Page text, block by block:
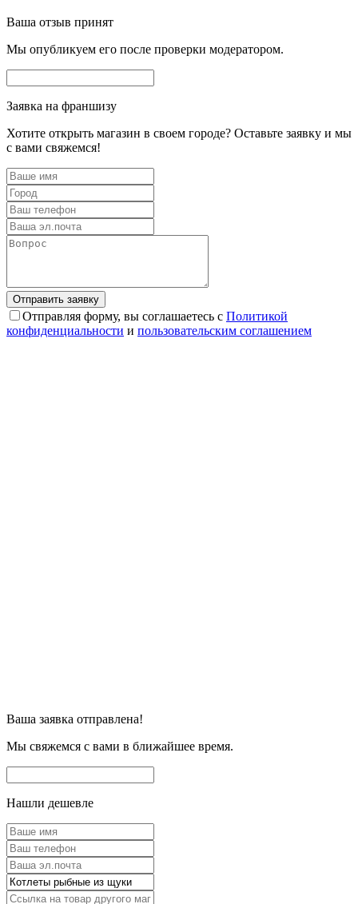
Ваша отзыв принят
Мы опубликуем его после проверки модератором.
Заявка на франшизу
Хотите открыть магазин в своем городе? Оставьте заявку и мы
с вами свяжемся!
Отправляя форму, вы соглашаетесь с Политикой
конфиденциальности и пользовательским соглашением
Ваша заявка отправлена!
Мы свяжемся с вами в ближайшее время.
Нашли дешевле